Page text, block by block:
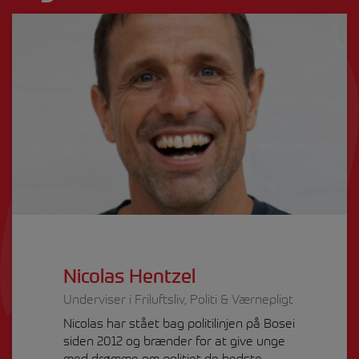
Nicolas Hentzel
Underviser i Friluftsliv, Politi & Værnepligt
Nicolas har stået bag politilinjen på Bosei
siden 2012 og brænder for at give unge